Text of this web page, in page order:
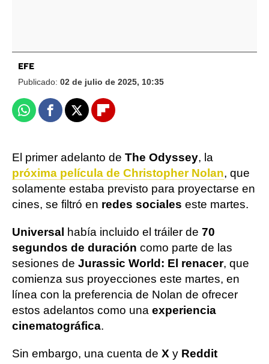
EFE
Publicado: 02 de julio de 2025, 10:35
WhatsappFacebook
X Flipboard
El primer adelanto de The Odyssey, la
próxima película de Christopher Nolan, que
solamente estaba previsto para proyectarse en
cines, se filtró en redes sociales este martes.
Universal había incluido el tráiler de 70
segundos de duración como parte de las
sesiones de Jurassic World: El renacer, que
comienza sus proyecciones este martes, en
línea con la preferencia de Nolan de ofrecer
estos adelantos como una experiencia
cinematográfica.
Sin embargo, una cuenta de X y Reddit